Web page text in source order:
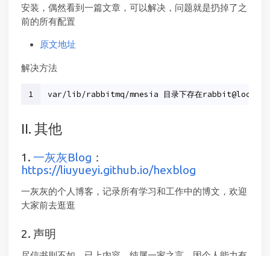
安装，偶然看到一篇文章，可以解决，问题就是扔掉了之
前的所有配置
原文地址
解决方法
1 var/lib/rabbitmq/mnesia 目录下存在
II. 其他
1. 一灰灰Blog ：
https://liuyueyi.github.io/hexblog
一灰灰的个人博客，记录所有学习和工作中的博文，欢迎
大家前去逛逛
2. 声明